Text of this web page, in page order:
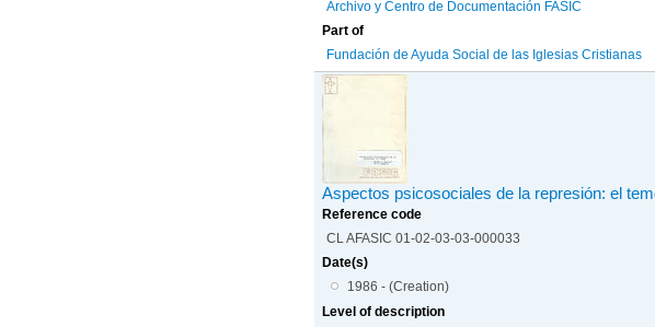
Archivo y Centro de Documentación FASIC
Part of
Fundación de Ayuda Social de las Iglesias Cristianas
Aspectos psicosociales de la represión: el
Reference code
CL AFASIC 01-02-03-03-000033
Date(s)
1986 - (Creation)
Level of description